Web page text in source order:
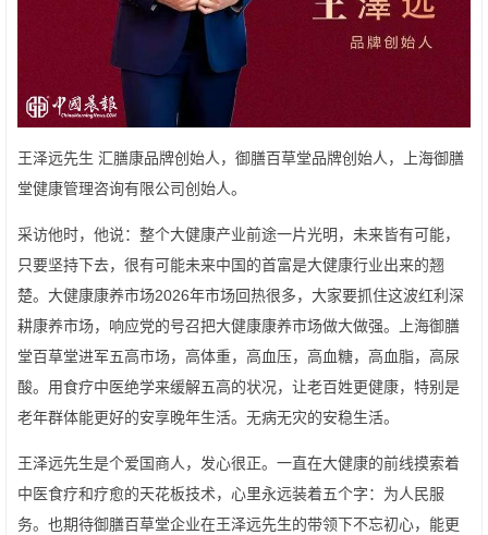
王泽远先生 汇膳康品牌创始人，御膳百草堂品牌创始人，上海御膳
堂健康管理咨询有限公司创始人。
采访他时，他说：整个大健康产业前途一片光明，未来皆有可能，
只要坚持下去，很有可能未来中国的首富是大健康行业出来的翘
楚。大健康康养市场2026年市场回热很多，大家要抓住这波红利深
耕康养市场，响应党的号召把大健康康养市场做大做强。上海御膳
堂百草堂进军五高市场，高体重，高血压，高血糖，高血脂，高尿
酸。用食疗中医绝学来缓解五高的状况，让老百姓更健康，特别是
老年群体能更好的安享晚年生活。无病无灾的安稳生活。
王泽远先生是个爱国商人，发心很正。一直在大健康的前线摸索着
中医食疗和疗愈的天花板技术，心里永远装着五个字：为人民服
务。也期待御膳百草堂企业在王泽远先生的带领下不忘初心，能更